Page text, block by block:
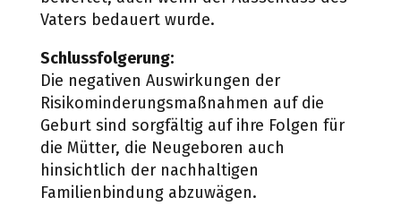
Vaters bedauert wurde.
Schlussfolgerung:
Die negativen Auswirkungen der
Risikominderungsmaßnahmen auf die
Geburt sind sorgfältig auf ihre Folgen für
die Mütter, die Neugeboren auch
hinsichtlich der nachhaltigen
Familienbindung abzuwägen.